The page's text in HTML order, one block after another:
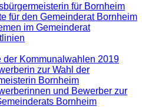
für Bornheim
für den Gemeinderat Bornheim
im Gemeinderat
der Kommunalwahlen 2019
zur Wahl der
Bornheim
und Bewerber zur
Bornheim